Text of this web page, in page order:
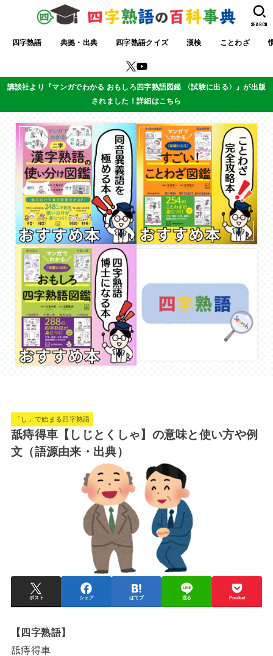
四字熟語 典拠・出典 四字熟語クイズ 漢検 ことわざ
SEARCH
講談社より『マンガでわかる おもしろ四字熟語図鑑 〈試験に出る〉』が出版
されました！詳細はこちら
「し」で始まる四字熟語
舐痔得車【しじとくしゃ】の意味と使い方や例
文（語源由来・出典）
ポスト シェア はてブ 送る Pocket
【四字熟語】
舐痔得車